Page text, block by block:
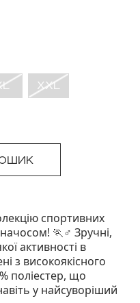
XXL
спортивних
🏃 ♂ ️ Зручні,
активності в
з високоякісного
поліестер, що
у найсуворіший